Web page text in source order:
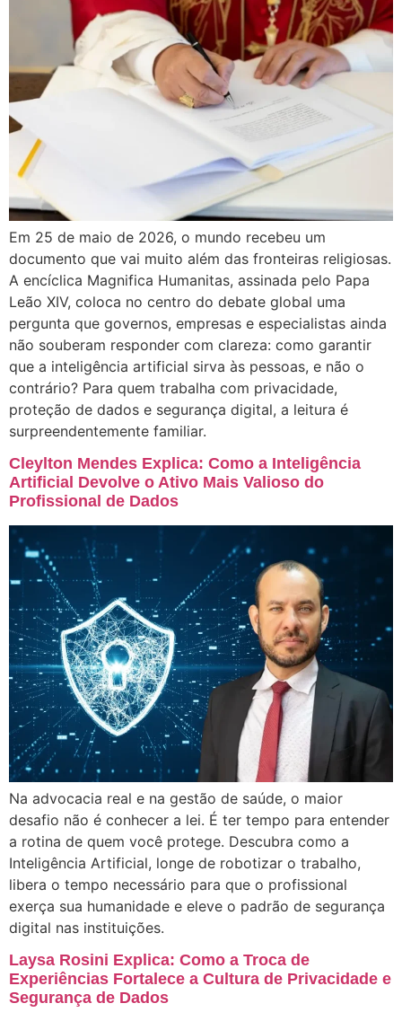
Em 25 de maio de 2026, o mundo recebeu um
documento que vai muito além das fronteiras religiosas.
A encíclica Magnifica Humanitas, assinada pelo Papa
Leão XIV, coloca no centro do debate global uma
pergunta que governos, empresas e especialistas ainda
não souberam responder com clareza: como garantir
que a inteligência artificial sirva às pessoas, e não o
contrário? Para quem trabalha com privacidade,
proteção de dados e segurança digital, a leitura é
surpreendentemente familiar.
Cleylton Mendes Explica: Como a Inteligência
Artificial Devolve o Ativo Mais Valioso do
Profissional de Dados
Na advocacia real e na gestão de saúde, o maior
desafio não é conhecer a lei. É ter tempo para entender
a rotina de quem você protege. Descubra como a
Inteligência Artificial, longe de robotizar o trabalho,
libera o tempo necessário para que o profissional
exerça sua humanidade e eleve o padrão de segurança
digital nas instituições.
Laysa Rosini Explica: Como a Troca de
Experiências Fortalece a Cultura de Privacidade e
Segurança de Dados